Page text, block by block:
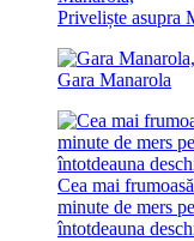
Priveliște asupra
Gara Manarola
Cea mai
minute de mers
întotdeauna